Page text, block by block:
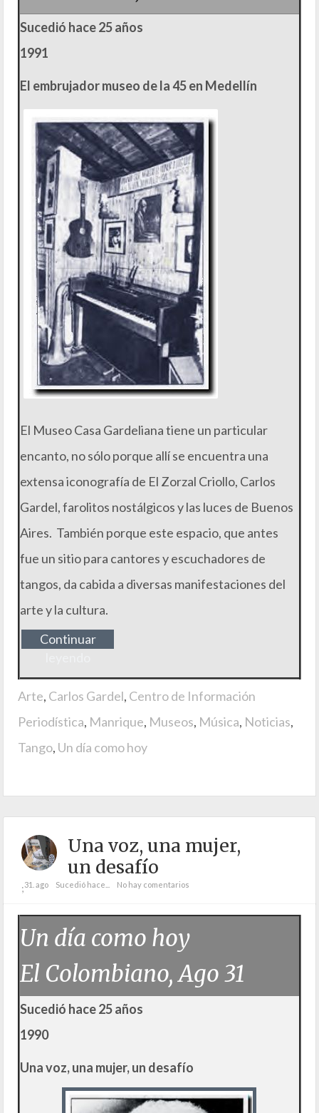
Sucedió hace 25 años
1991
El embrujador museo de la 45 en Medellín
El Museo Casa Gardeliana tiene un particular
encanto, no sólo porque allí se encuentra una
extensa iconografía de El Zorzal Criollo, Carlos
Gardel, farolitos nostálgicos y las luces de Buenos
Aires. También porque este espacio, que antes
fue un sitio para cantores y escuchadores de
tangos, da cabida a diversas manifestaciones del
arte y la cultura.
Continuar
Arte, Carlos Gardel, Centro de Información
Periodística, Manrique, Museos, Música, Noticias,
Tango, Un día como hoy
Una voz, una mujer,
un desafío
;31. ago Sucedió hace... No hay comentarios
Un día como hoy
El Colombiano, Ago 31
Sucedió hace 25 años
1990
Una voz, una mujer, un desafío